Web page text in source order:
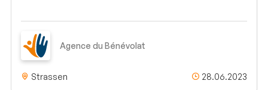
Agence du Bénévolat
Strassen 28.06.2023